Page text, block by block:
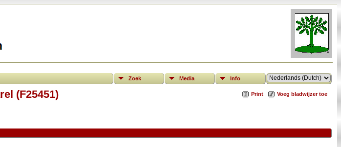
Zoek Media Info
Print Voeg bladwijzer toe
(F25451)